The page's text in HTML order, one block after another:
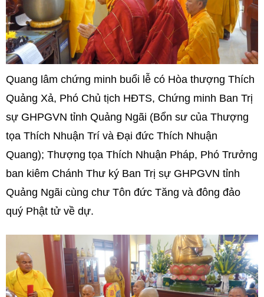
Quang lâm chứng minh buổi lễ có Hòa thượng Thích
Quảng Xả, Phó Chủ tịch HĐTS, Chứng minh Ban Trị
sự GHPGVN tỉnh Quảng Ngãi (Bổn sư của Thượng
tọa Thích Nhuận Trí và Đại đức Thích Nhuận
Quang); Thượng tọa Thích Nhuận Pháp, Phó Trưởng
ban kiêm Chánh Thư ký Ban Trị sự GHPGVN tỉnh
Quảng Ngãi cùng chư Tôn đức Tăng và đông đảo
quý Phật tử về dự.